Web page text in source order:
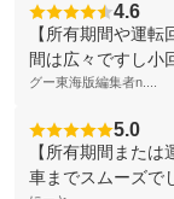
4.6
【所有期間や運
間は広々ですし小
グー東海版編集者n....
5.0
【所有期間また
車までスムーズで